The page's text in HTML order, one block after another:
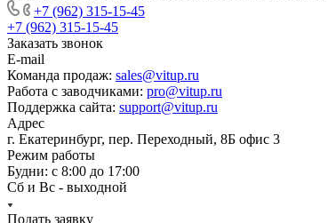
+7 (962) 315-15-45
+7 (962) 315-15-45
Заказать звонок
E-mail
Команда продаж: sales@vitup.ru
Работа с заводчиками: pro@vitup.ru
Поддержка сайта: support@vitup.ru
Адрес
г. Екатеринбург, пер. Переходный, 8Б офис 3
Режим работы
Будни: с 8:00 до 17:00
Сб и Вс - выходной
Подать заявку